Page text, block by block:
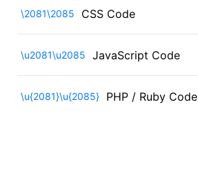
\2081\2085 CSS Code
\u2081\u2085 JavaScript Code
\u{2081}\u{2085} PHP / Ruby Code